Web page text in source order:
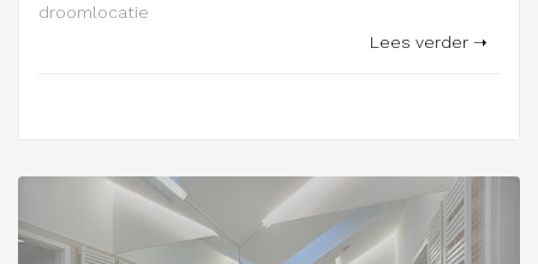
droomlocatie
Lees verder ➝